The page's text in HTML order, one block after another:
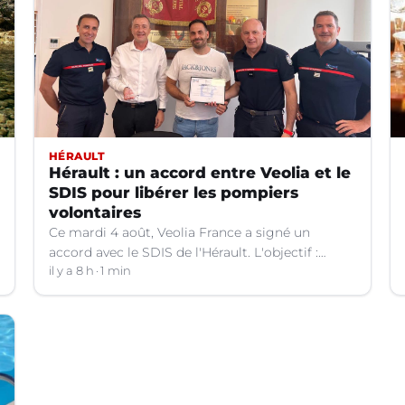
HÉRAULT
Hérault : un accord entre Veolia et le
SDIS pour libérer les pompiers
volontaires
Ce mardi 4 août, Veolia France a signé un
accord avec le SDIS de l'Hérault. L'objectif :
faciliter la disponibilité des salariés de
l'entreprise engagés en qualité de sapeurs-
il y a 8 h 1 min